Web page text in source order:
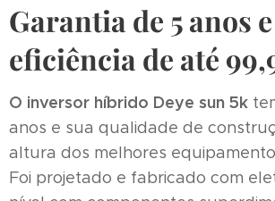
Garantia de 5 anos e
eficiência de até
O inversor híbrido Deye sun 5k
anos e sua qualidade de
altura dos melhores
Foi projetado e fabricado com